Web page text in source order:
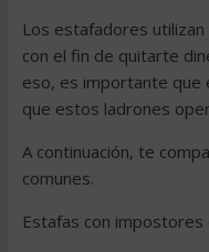
Los estafadores
con el fin de quitarte
eso, es importante que
que estos ladrones
A continuación, te
comunes.
Estafas con impostores